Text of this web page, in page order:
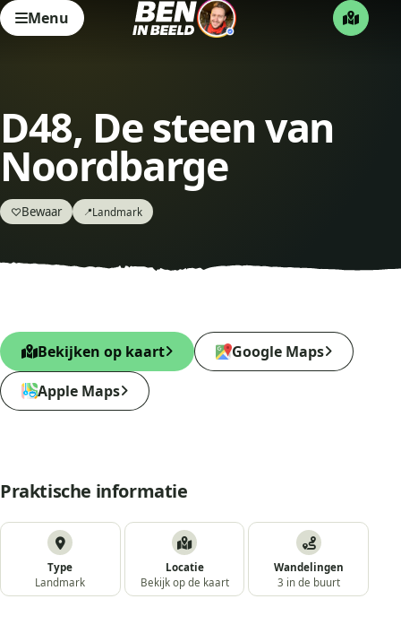
Menu
D48, De steen van
Noordbarge
♡Bewaar 📍Landmark
Bekijken op kaart
Google Maps
Apple Maps
Praktische informatie
Type
Landmark
Locatie
Bekijk op de kaart
Wandelingen
3 in de buurt